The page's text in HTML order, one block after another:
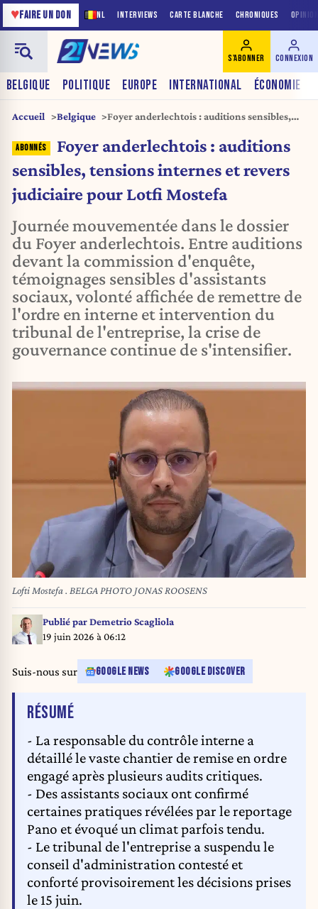
NL INTERVIEWS CARTE BLANCHE CHRONIQUES
♥FAIRE UN DON
BELGIQUE POLITIQUE EUROPE INTERNATIONAL ÉCONOMIE
S'ABONNER CONNEXION
Accueil Belgique
Foyer anderlechtois : auditions sensibles,
Lotfi Mostefa
Foyer anderlechtois : auditions
sensibles, tensions internes et revers
judiciaire pour Lotfi Mostefa
Journée mouvementée dans le dossier
du Foyer anderlechtois. Entre auditions
devant la commission d'enquête,
témoignages sensibles d'assistants
sociaux, volonté affichée de remettre de
l'ordre en interne et intervention du
tribunal de l'entreprise, la crise de
gouvernance continue de s'intensifier.
Lofti Mostefa . BELGA PHOTO JONAS ROOSENS
Publié parDemetrio Scagliola
19 juin 2026 à 06:12
Suis-nous sur GOOGLE NEWS GOOGLE DISCOVER
RÉSUMÉDE L'ARTICLE
- La responsable du contrôle interne a
détaillé le vaste chantier de remise en ordre
engagé après plusieurs audits critiques.
- Des assistants sociaux ont confirmé
certaines pratiques révélées par le reportage
Pano et évoqué un climat parfois tendu.
- Le tribunal de l'entreprise a suspendu le
conseil d'administration contesté et
conforté provisoirement les décisions prises
le 15 juin.